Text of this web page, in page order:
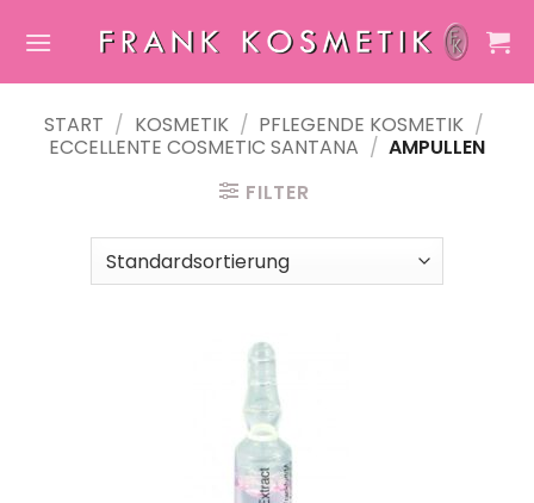
Inhalt
START / KOSMETIK / PFLEGENDE KOSMETIK /
ECCELLENTE COSMETIC SANTANA / AMPULLEN
FILTER